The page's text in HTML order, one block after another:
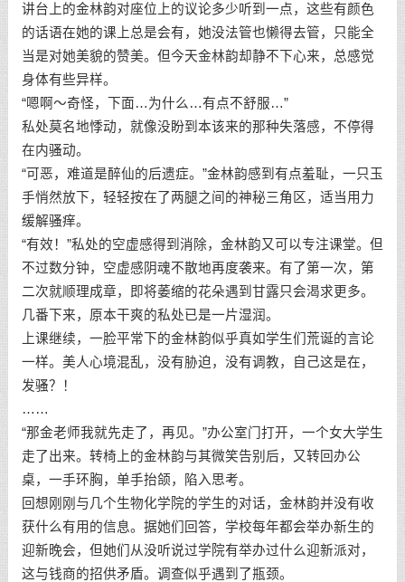
讲台上的金林韵对座位上的议论多少听到一点，这些有颜色
的话语在她的课上总是会有，她没法管也懒得去管，只能全
当是对她美貌的赞美。但今天金林韵却静不下心来，总感觉
身体有些异样。
“嗯啊～奇怪，下面…为什么…有点不舒服…”
私处莫名地悸动，就像没盼到本该来的那种失落感，不停得
在内骚动。
“可恶，难道是醉仙的后遗症。”金林韵感到有点羞耻，一只玉
手悄然放下，轻轻按在了两腿之间的神秘三角区，适当用力
缓解骚痒。
“有效！”私处的空虚感得到消除，金林韵又可以专注课堂。但
不过数分钟，空虚感阴魂不散地再度袭来。有了第一次，第
二次就顺理成章，即将萎缩的花朵遇到甘露只会渴求更多。
几番下来，原本干爽的私处已是一片湿润。
上课继续，一脸平常下的金林韵似乎真如学生们荒诞的言论
一样。美人心境混乱，没有胁迫，没有调教，自己这是在，
发骚？！
……
“那金老师我就先走了，再见。”办公室门打开，一个女大学生
走了出来。转椅上的金林韵与其微笑告别后，又转回办公
桌，一手环胸，单手抬颌，陷入思考。
回想刚刚与几个生物化学院的学生的对话，金林韵并没有收
获什么有用的信息。据她们回答，学校每年都会举办新生的
迎新晚会，但她们从没听说过学院有举办过什么迎新派对，
这与钱商的招供矛盾。调查似乎遇到了瓶颈。